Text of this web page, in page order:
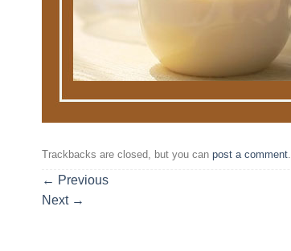
Trackbacks are closed, but you can post a comment.
← Previous
Next →